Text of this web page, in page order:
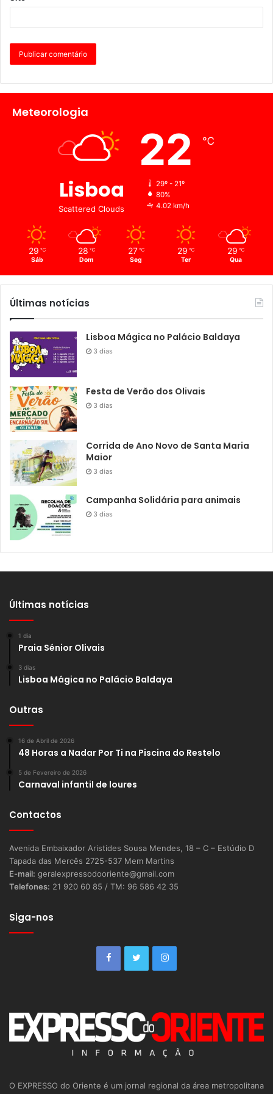
Meteorologia
Lisboa
Scattered Clouds
22 ℃
29º - 21º
80%
4.02 km/h
29 ℃
Sáb
28 ℃
Dom
27 ℃
Seg
29 ℃
Ter
29 ℃
Qua
Últimas notícias
Lisboa Mágica no Palácio Baldaya
3 dias
Festa de Verão dos Olivais
3 dias
Corrida de Ano Novo de Santa Maria
Maior
3 dias
Campanha Solidária para animais
3 dias
Últimas notícias
1 dia
Praia Sénior Olivais
3 dias
Lisboa Mágica no Palácio Baldaya
Outras
16 de Abril de 2026
48 Horas a Nadar Por Ti na Piscina do Restelo
5 de Fevereiro de 2026
Carnaval infantil de loures
Contactos
Avenida Embaixador Aristides Sousa Mendes, 18 – C – Estúdio D
Tapada das Mercês 2725-537 Mem Martins
E-mail: geralexpressodooriente@gmail.com
Telefones: 21 920 60 85 / TM: 96 586 42 35
Siga-nos
O EXPRESSO do Oriente é um jornal regional da área metropolitana